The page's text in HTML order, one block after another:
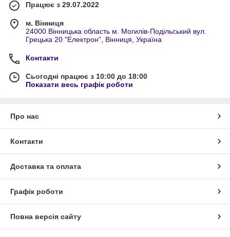
Працює з 29.07.2022
м. Вінниця
24000 Вінницька область м. Могилів-Подільський вул.
Грецька 20 "Електрон", Вінниця, Україна
Контакти
Сьогодні працює з 10:00 до 18:00
Показати весь графік роботи
Про нас
Контакти
Доставка та оплата
Графік роботи
Повна версія сайту